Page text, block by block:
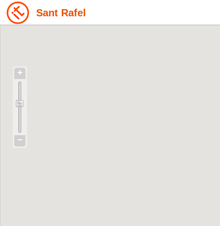
Sant Rafel
+
−